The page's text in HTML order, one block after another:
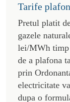
Tarife
Pretul platit
gazele
lei/MWh timp
de a plafona
prin
electricitate
dupa o